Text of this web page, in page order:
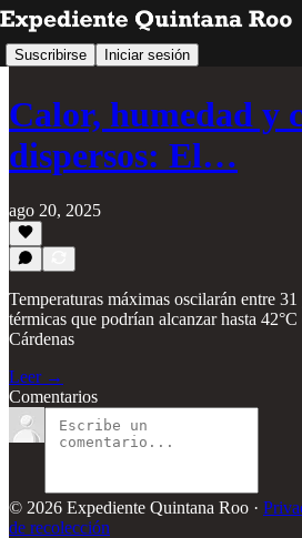
Suscribirse Iniciar sesión
Calor, humedad y
dispersos: El…
ago 20, 2025
Temperaturas máximas oscilarán entre
térmicas que podrían alcanzar hasta
Cárdenas
Leer →
Comentarios
© 2026 Expediente Quintana Roo ·
de recolección